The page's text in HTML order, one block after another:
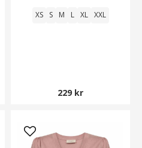
XS S M L XL XXL
229 kr